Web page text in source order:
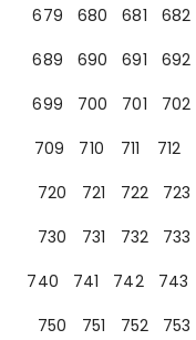
679
680 681 682
689
690 691 692
699
700 701 702
709
710 711 712
720
721 722 723
730
731 732 733
740
741 742 743
750
751 752 753